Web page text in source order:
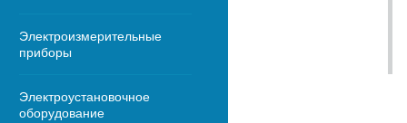
Электроизмерительные
приборы
Электроустановочное
оборудование